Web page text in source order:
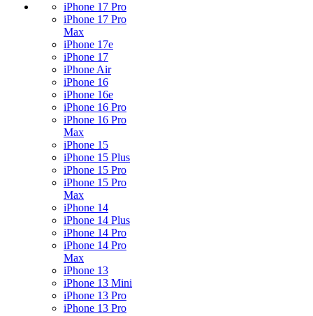
iPhone 17 Pro
iPhone 17 Pro
Max
iPhone 17e
iPhone 17
iPhone Air
iPhone 16
iPhone 16e
iPhone 16 Pro
iPhone 16 Pro
Max
iPhone 15
iPhone 15 Plus
iPhone 15 Pro
iPhone 15 Pro
Max
iPhone 14
iPhone 14 Plus
iPhone 14 Pro
iPhone 14 Pro
Max
iPhone 13
iPhone 13 Mini
iPhone 13 Pro
iPhone 13 Pro